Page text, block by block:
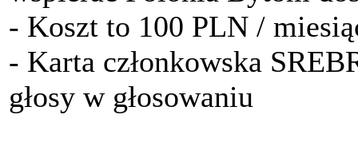
- Koszt to 100 PLN /
- Karta członkowska
głosy w głosowaniu